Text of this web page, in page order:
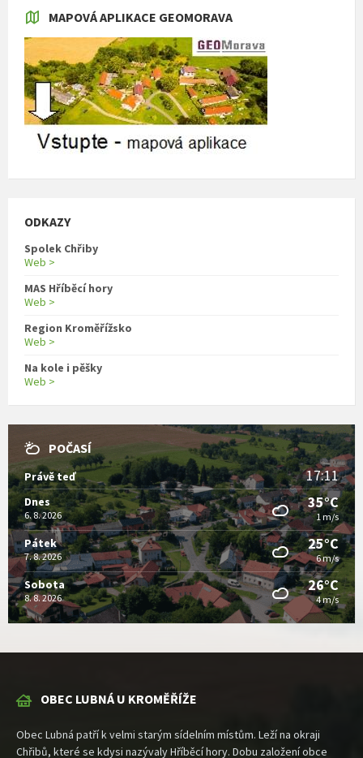
MAPOVÁ APLIKACE GEOMORAVA
ODKAZY
Spolek Chřiby
Web >
MAS Hříběcí hory
Web >
Region Kroměřížsko
Web >
Na kole i pěšky
Web >
POČASÍ
Právě teď 17:11
Dnes
6. 8. 2026
35°C
1 m/s
Pátek
7. 8. 2026
25°C
6 m/s
Sobota
8. 8. 2026
26°C
4 m/s
OBEC LUBNÁ U KROMĚŘÍŽE
Obec Lubná patří k velmi starým sídelním místům. Leží na okraji
Chřibů, které se kdysi nazývaly Hříběcí hory. Dobu založení obce